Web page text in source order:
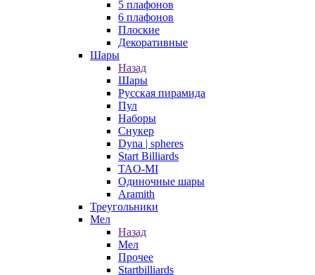
5 плафонов
6 плафонов
Плоские
Декоративные
Шары
Назад
Шары
Русская пирамида
Пул
Наборы
Снукер
Dyna | spheres
Start Billiards
TAO-MI
Одиночные шары
Aramith
Треугольники
Мел
Назад
Мел
Прочее
Startbilliards